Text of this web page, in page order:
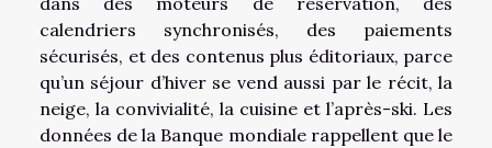
calendriers synchronisés, des paiements
sécurisés, et des contenus plus éditoriaux, parce
qu’un séjour d’hiver se vend aussi par le récit, la
neige, la convivialité, la cuisine et l’après-ski. Les
données de la Banque mondiale rappellent que le